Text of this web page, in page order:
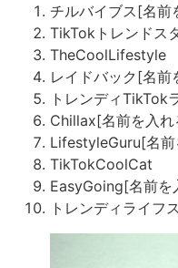
チルバイブス[名前
TikTokトレンドス
TheCoolLifestyle
レイドバック[名前
トレンディTikTok
Chillax[名前を入れ
LifestyleGuru[名前
TikTokCoolCat
EasyGoing[名前を
トレンディライフ